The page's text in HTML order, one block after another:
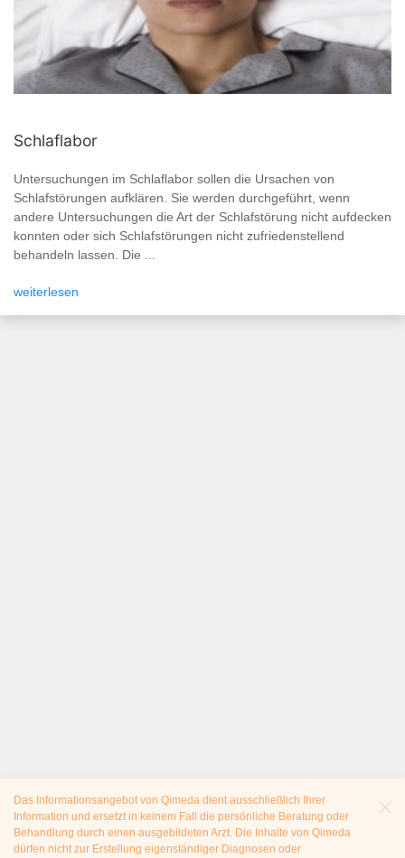
Schlaflabor
Untersuchungen im Schlaflabor sollen die Ursachen von
Schlafstörungen aufklären. Sie werden durchgeführt, wenn
andere Untersuchungen die Art der Schlafstörung nicht aufdecken
konnten oder sich Schlafstörungen nicht zufriedenstellend
behandeln lassen. Die ...
weiterlesen
Das Informationsangebot von Qimeda dient ausschließlich Ihrer
Information und ersetzt in keinem Fall die persönliche Beratung oder
Behandlung durch einen ausgebildeten Arzt. Die Inhalte von Qimeda
dürfen nicht zur Erstellung eigenständiger Diagnosen oder